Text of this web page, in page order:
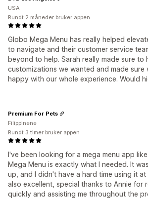
Globo Mega Menu has really helped
to navigate and their customer service
beyond to help. Sarah really made sure to
customizations we wanted and made sure
happy with our whole experience. Would
USA
Rundt 2 måneder bruker appen
I've been looking for a mega menu app
Mega Menu is exactly what I needed. It
up, and I didn't have a hard time using it
also excellent, special thanks to Annie for
quickly and assisting me throughout the
Premium For Pets
Filippinene
Rundt 3 timer bruker appen